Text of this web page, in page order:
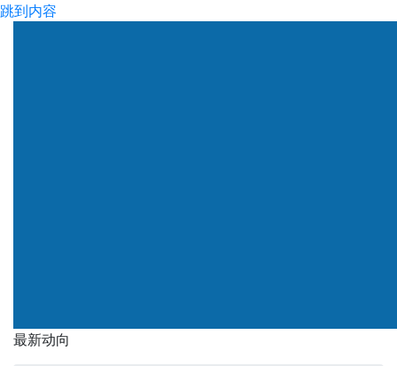
跳到内容
最新动向